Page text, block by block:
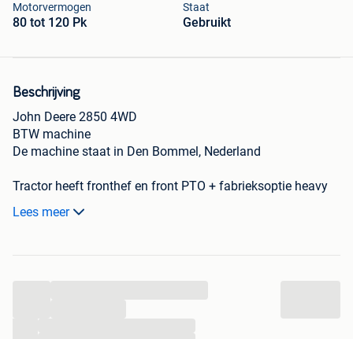
Motorvermogen
80 tot 120 Pk
Staat
Gebruikt
Beschrijving
John Deere 2850 4WD
BTW machine
De machine staat in Den Bommel, Nederland
Tractor heeft fronthef en front PTO + fabrieksoptie heavy
load hefinrichting. Vierwielaandrijving / 4x4
Inclusief 2e set wielen (smal / cultuur)
Lees meer